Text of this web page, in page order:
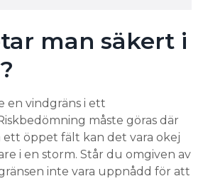
man säkert i
en vindgräns i ett
måste göras där
ett öppet fält kan det vara okej
i en storm. Står du omgiven av
inte vara uppnådd för att